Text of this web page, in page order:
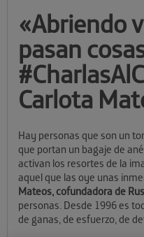
«Abriendo
pasan
Carlota
Hay personas que son un
que portan un bagaje de
activan los resortes de la
aquel que las oye unas
Mateos, cofundadora de
personas. Desde 1996 es
de ganas, de esfuerzo, de